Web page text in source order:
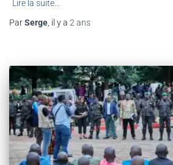
Lire la suite…
ParSerge, il y a 2 ans